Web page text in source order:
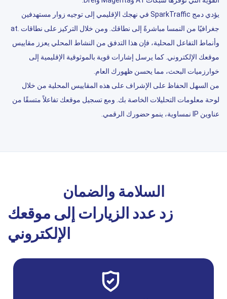
يؤدي دمج SparkTraffic في نهجك الإقليمي إلى توجيه زوار مستهدفين
جغرافيًا من النمسا مباشرةً إلى نطاقك. ومن خلال التركيز على نطاقات .at
وأنماط التفاعل المحلية، فإن هذا التدفق من النشاط المحلي يعزز مقاييس
موقعك الإلكتروني. كما يرسل إشارات قوية بالموثوقية الإقليمية إلى
خوارزميات البحث، مما يحسن ظهورك العام.
من السهل الحفاظ على الإشراف على هذه المقاييس المحلية من خلال
لوحة معلومات التحليلات الخاصة بك. ومع تسجيل موقعك تفاعلاً متسقًا من
عناوين IP نمساوية، ينمو حضورك الرقمي.
السلامة والضمان
زد عدد الزيارات إلى موقعك
الإلكتروني